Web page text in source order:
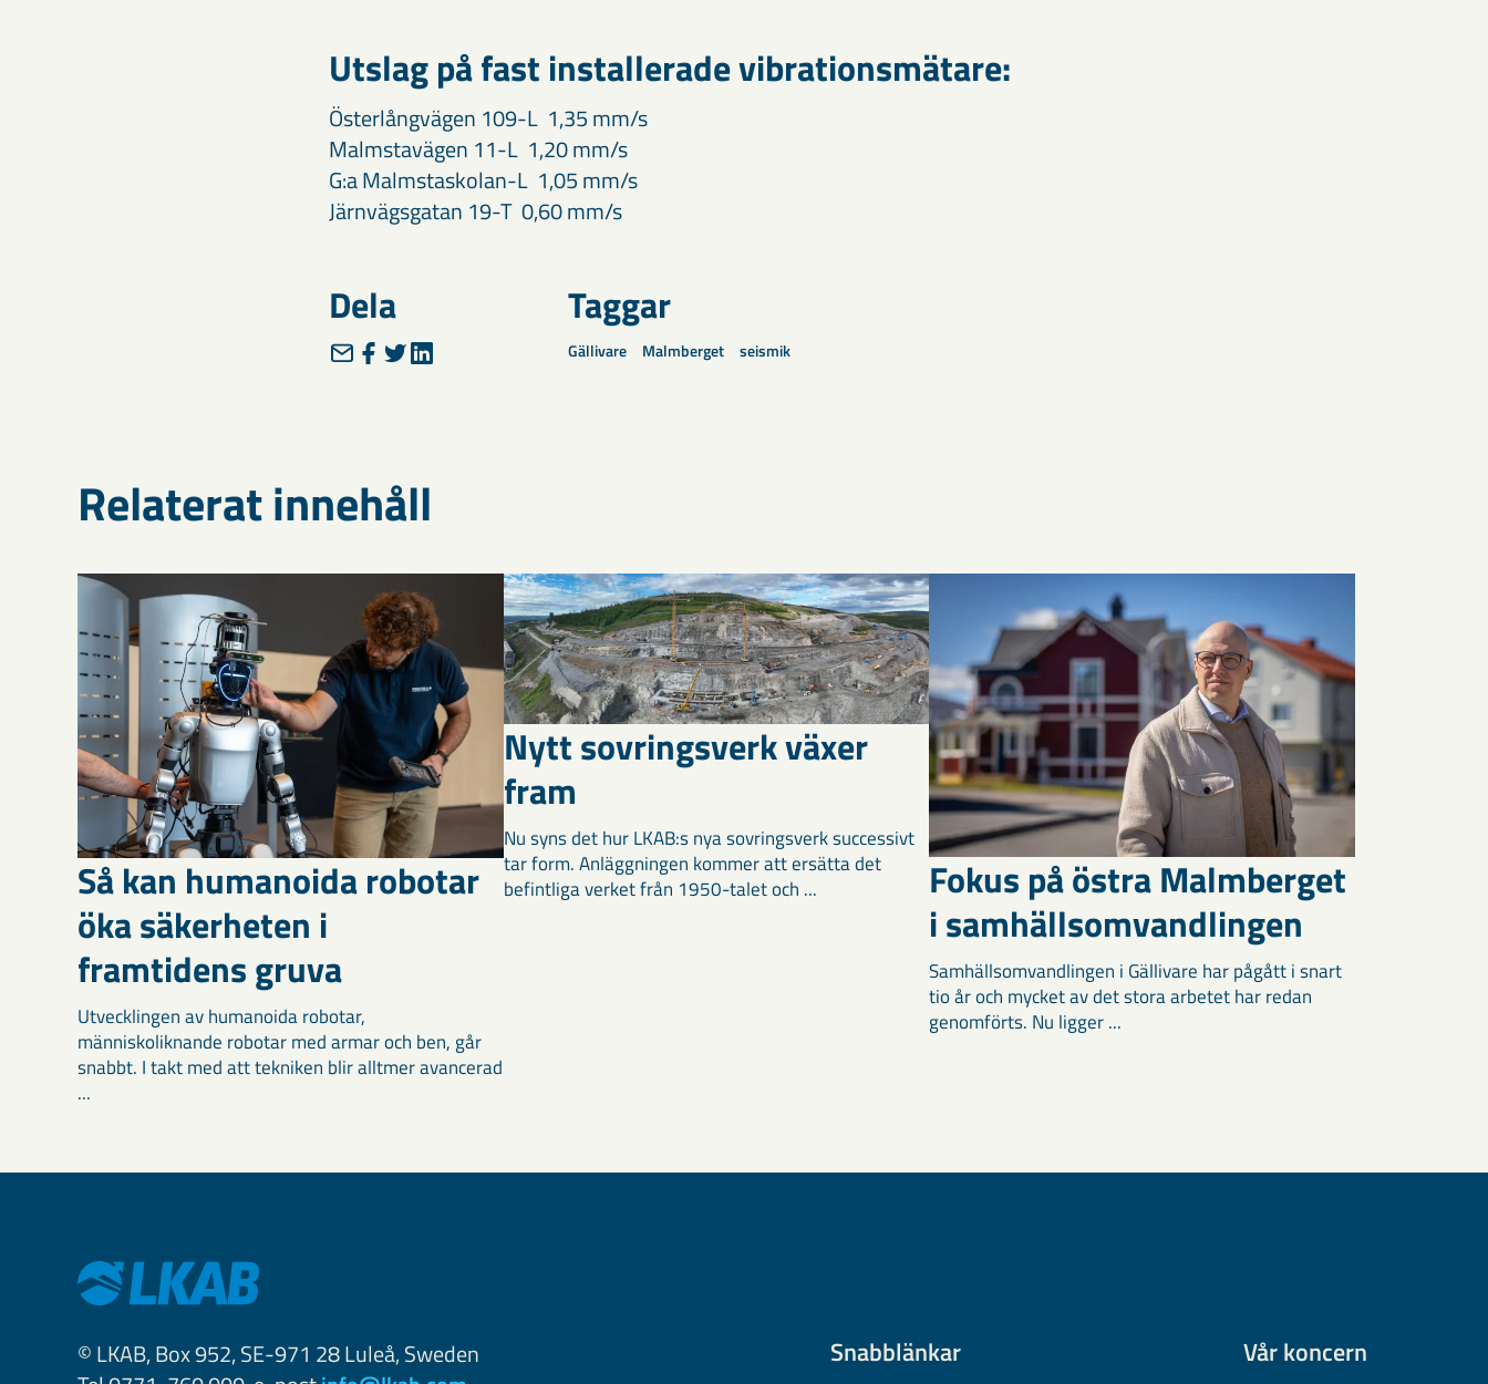
Utslag på fast installerade vibrationsmätare:
Österlångvägen 109-L 1,35 mm/s
Malmstavägen 11-L 1,20 mm/s
G:a Malmstaskolan-L 1,05 mm/s
Järnvägsgatan 19-T 0,60 mm/s
Dela Taggar
Gällivare Malmberget seismik
Relaterat innehåll
Så kan humanoida robotar
öka säkerheten i
framtidens gruva
Utvecklingen av humanoida robotar,
människoliknande robotar med armar och ben, går
snabbt. I takt med att tekniken blir alltmer avancerad
...
Nytt sovringsverk växer
fram
Nu syns det hur LKAB:s nya sovringsverk successivt
tar form. Anläggningen kommer att ersätta det
befintliga verket från 1950-talet och ...
Fokus på östra Malmberget
i samhällsomvandlingen
Samhällsomvandlingen i Gällivare har pågått i snart
tio år och mycket av det stora arbetet har redan
genomförts. Nu ligger ...
© LKAB, Box 952, SE-971 28 Luleå, Sweden
Snabblänkar Vår koncern